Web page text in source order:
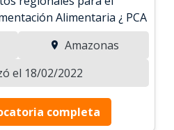
Alimentaria ¿ PCA
Amazonas
el 18/02/2022
completa